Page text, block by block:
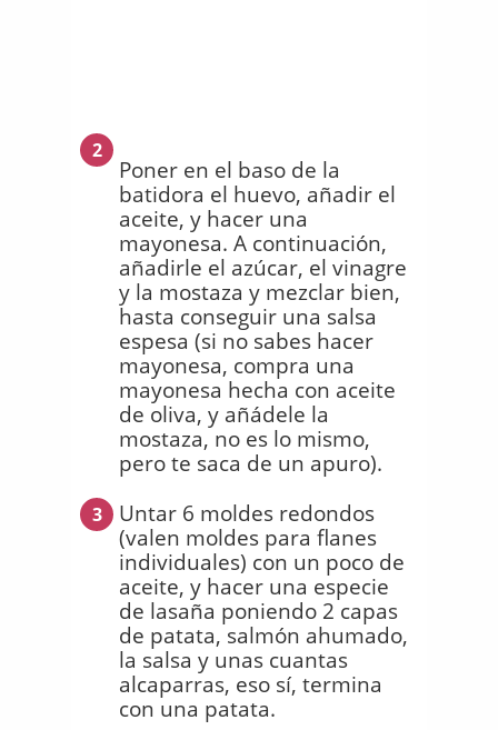
2
Poner en el baso de la
batidora el huevo, añadir el
aceite, y hacer una
mayonesa. A continuación,
añadirle el azúcar, el vinagre
y la mostaza y mezclar bien,
hasta conseguir una salsa
espesa (si no sabes hacer
mayonesa, compra una
mayonesa hecha con aceite
de oliva, y añádele la
mostaza, no es lo mismo,
pero te saca de un apuro).
3
Untar 6 moldes redondos
(valen moldes para flanes
individuales) con un poco de
aceite, y hacer una especie
de lasaña poniendo 2 capas
de patata, salmón ahumado,
la salsa y unas cuantas
alcaparras, eso sí, termina
con una patata.